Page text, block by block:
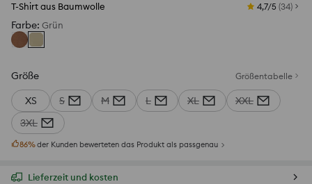
T-Shirt aus Baumwolle 4,7/5 (34)
Farbe: Grün
Größe Größentabelle
XS S M L XL
XXL
3XL
86%der Kunden bewerteten das Produkt als passgenau
Lieferzeit und kosten